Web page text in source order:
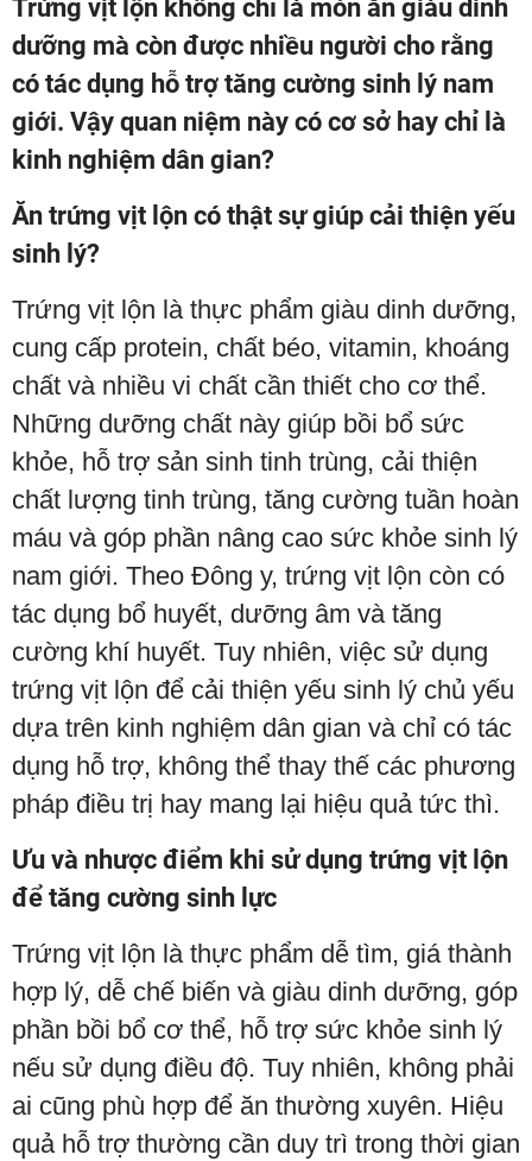
Trứng vịt lộn không chỉ là món ăn giàu dinh
dưỡng mà còn được nhiều người cho rằng
có tác dụng hỗ trợ tăng cường sinh lý nam
giới. Vậy quan niệm này có cơ sở hay chỉ là
kinh nghiệm dân gian?
Ăn trứng vịt lộn có thật sự giúp cải thiện yếu
sinh lý?
Trứng vịt lộn là thực phẩm giàu dinh dưỡng,
cung cấp protein, chất béo, vitamin, khoáng
chất và nhiều vi chất cần thiết cho cơ thể.
Những dưỡng chất này giúp bồi bổ sức
khỏe, hỗ trợ sản sinh tinh trùng, cải thiện
chất lượng tinh trùng, tăng cường tuần hoàn
máu và góp phần nâng cao sức khỏe sinh lý
nam giới. Theo Đông y, trứng vịt lộn còn có
tác dụng bổ huyết, dưỡng âm và tăng
cường khí huyết. Tuy nhiên, việc sử dụng
trứng vịt lộn để cải thiện yếu sinh lý chủ yếu
dựa trên kinh nghiệm dân gian và chỉ có tác
dụng hỗ trợ, không thể thay thế các phương
pháp điều trị hay mang lại hiệu quả tức thì.
Ưu và nhược điểm khi sử dụng trứng vịt lộn
để tăng cường sinh lực
Trứng vịt lộn là thực phẩm dễ tìm, giá thành
hợp lý, dễ chế biến và giàu dinh dưỡng, góp
phần bồi bổ cơ thể, hỗ trợ sức khỏe sinh lý
nếu sử dụng điều độ. Tuy nhiên, không phải
ai cũng phù hợp để ăn thường xuyên. Hiệu
quả hỗ trợ thường cần duy trì trong thời gian